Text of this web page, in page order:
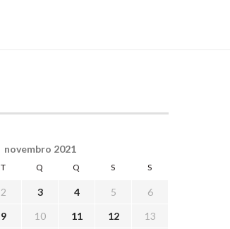
novembro 2021
T Q Q S S
2 3 4 5
6
9 10 11 12 13